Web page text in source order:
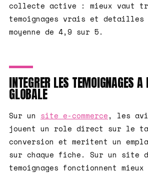
collecte active : mieux vaut
temoignages vrais et detailles
moyenne de 4,9 sur 5.
INTEGRER LES TEMOIGNAGES
GLOBALE
Sur un site e-commerce, les
jouent un role direct sur le
conversion et meritent un
sur chaque fiche. Sur un site
temoignages fonctionnent